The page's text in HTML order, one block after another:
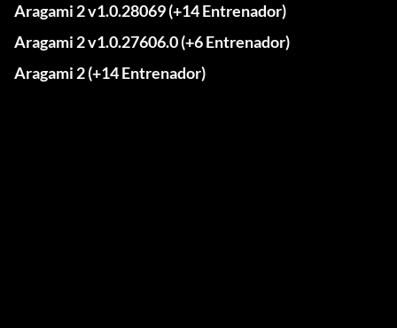
Aragami 2 v1.0.28069 (+14 Entrenador)
Aragami 2 v1.0.27606.0 (+6 Entrenador)
Aragami 2 (+14 Entrenador)